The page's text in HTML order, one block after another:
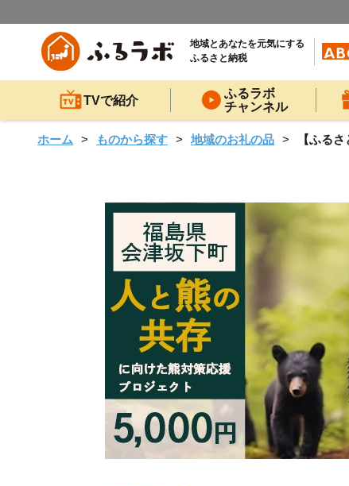
地域とあなたを元気にする
ふるさと納税
TVで紹介
ふるラボ
チャンネル
ホーム ものから探す 地域のお礼の品 【ふる